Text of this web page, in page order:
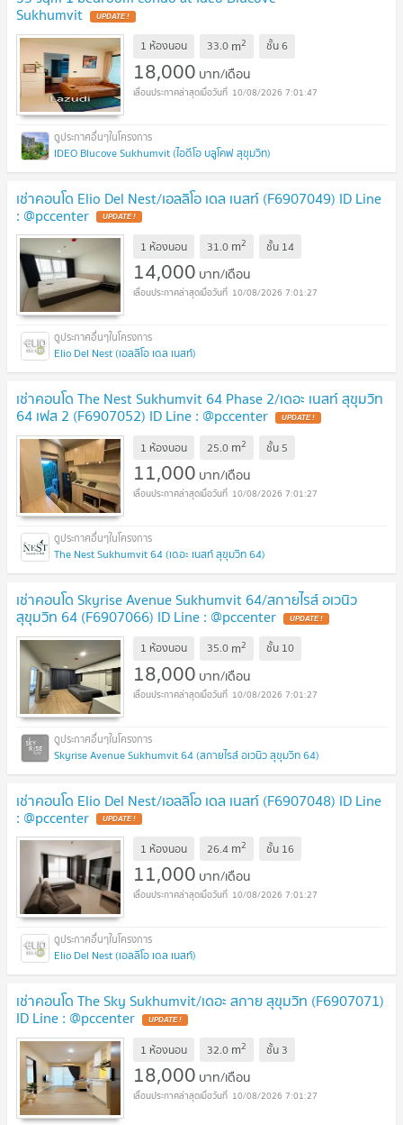
Sukhumvit
1 ห้องนอน 33.0 m2 ชั้น6
18,000 บาท/เดือน
10/08/2026 7:01:47
IDEO Blucove Sukhumvit (ไอดีโอ บลูโคฟ สุขุมวิท)
เช่าคอนโด Elio Del Nest/เอลลิโอ เดล เนสท์ (F6907049) ID Line
: @pccenter
1 ห้องนอน 31.0 m2 ชั้น 14
14,000 บาท/เดือน
10/08/2026 7:01:27
Elio Del Nest (เอลลิโอ เดล เนสท์)
เช่าคอนโด The Nest Sukhumvit 64 Phase 2/เดอะ เนสท์ สุขุมวิท
64 เฟส 2 (F6907052) ID Line : @pccenter
1 ห้องนอน 25.0 m2 ชั้น 5
11,000 บาท/เดือน
10/08/2026 7:01:27
The Nest Sukhumvit 64 (เดอะ เนสท์ สุขุมวิท 64)
เช่าคอนโด Skyrise Avenue Sukhumvit 64/สกายไรส์ อเวนิว
สุขุมวิท 64 (F6907066) ID Line : @pccenter
1 ห้องนอน 35.0 m2 ชั้น 10
18,000 บาท/เดือน
10/08/2026 7:01:27
Skyrise Avenue Sukhumvit 64 (สกายไรส์ อเวนิว สุขุมวิท 64)
เช่าคอนโด Elio Del Nest/เอลลิโอ เดล เนสท์ (F6907048) ID Line
: @pccenter
1 ห้องนอน 26.4 m2 ชั้น 16
11,000 บาท/เดือน
10/08/2026 7:01:27
Elio Del Nest (เอลลิโอ เดล เนสท์)
เช่าคอนโด The Sky Sukhumvit/เดอะ สกาย สุขุมวิท (F6907071)
ID Line : @pccenter
1 ห้องนอน 32.0 m2 ชั้น 3
18,000 บาท/เดือน
10/08/2026 7:01:27